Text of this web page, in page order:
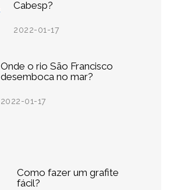
Cabesp?
2022-01-17
Onde o rio São Francisco
desemboca no mar?
2022-01-17
Como fazer um grafite
fácil?